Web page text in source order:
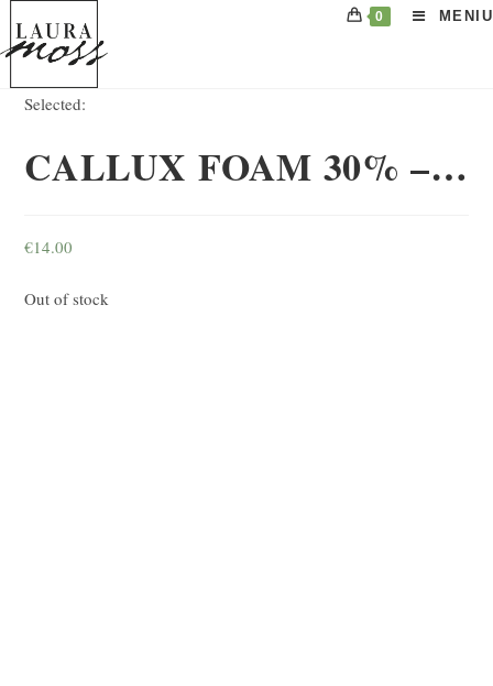
0 MENIU
Selected:
CALLUX FOAM 30% –…
€14.00
Out of stock